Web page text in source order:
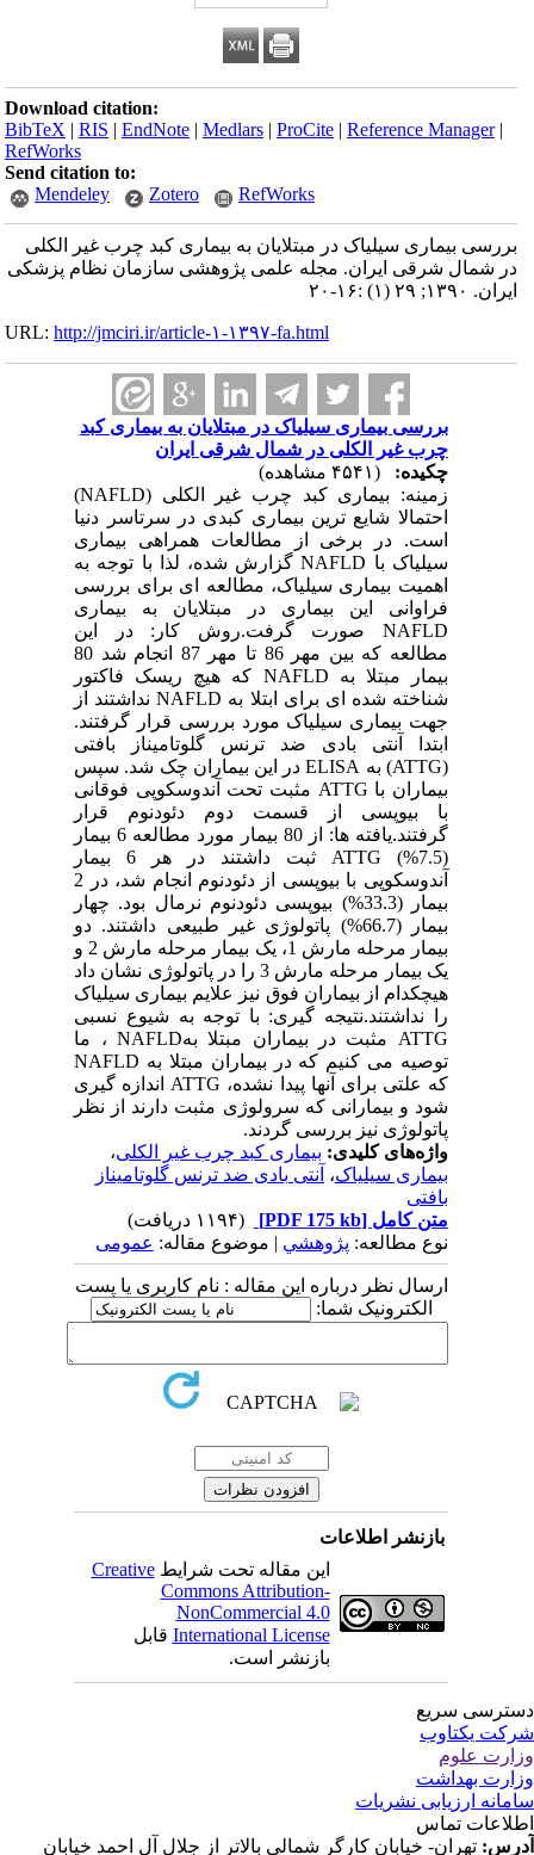
Download citation:
BibTeX |RIS |EndNote |Medlars |ProCite |Reference Manager
RefWorks
Send citation to:
Mendeley
Zotero RefWorks
بررسی بیماری سیلیاک در مبتلایان به بیماری کبد چرب غیر الکلی
در شمال شرقی ایران. مجله علمی پژوهشی سازمان نظام پزشکی
ایران. ۱۳۹۰; ۲۹ (۱) :۱۶-۲۰
URL:http://jmciri.ir/article-۱-۱۳۹۷-fa.html
بررسی بیماری سیلیاک در مبتلایان به بیماری کبد
چرب غیر الکلی در شمال شرقی ایران
چکیده:
زمینه: بیماری کبد چرب غیر الکلی (NAFLD)
احتمالا شایع ترین بیماری کبدی در سرتاسر دنیا
است. در برخی از مطالعات همراهی بیماری
سیلیاک با NAFLD گزارش شده، لذا با توجه به
اهمیت بیماری سیلیاک، مطالعه ای برای بررسی
فراوانی این بیماری در مبتلایان به بیماری
NAFLD صورت گرفت.روش کار: در این
مطالعه که بین مهر 86 تا مهر 87 انجام شد 80
بیمار مبتلا به NAFLD که هیچ ریسک فاکتور
شناخته شده ای برای ابتلا به NAFLD نداشتند از
جهت بیماری سیلیاک مورد بررسی قرار گرفتند.
ابتدا آنتی بادی ضد ترنس گلوتامیناز بافتی
(ATTG) به ELISA در این بیماران چک شد. سپس
بیماران با ATTG مثبت تحت آندوسکوپی فوقانی
با بیوپسی از قسمت دوم دئودنوم قرار
گرفتند.یافته ها: از 80 بیمار مورد مطالعه 6 بیمار
ATTG (%7.5) ثبت داشتند در هر 6 بیمار
بیمار (33.3%) بیوپسی دئودنوم نرمال بود. چهار
بیمار (66.7%) پاتولوژی غیر طبیعی داشتند. دو
بیمار مرحله مارش 1، یک بیمار مرحله مارش 2 و
یک بیمار مرحله مارش 3 را در پاتولوژی نشان داد
هیچکدام از بیماران فوق نیز علایم بیماری سیلیاک
را نداشتند.نتیجه گیری: با توجه به شیوع نسبی
ATTG مثبت در بیماران مبتلا بهNAFLD ، ما
توصیه می کنیم که در بیماران مبتلا به NAFLD
که علتی برای آنها پیدا نشده، ATTG اندازه گیری
شود و بیمارانی که سرولوژی مثبت دارند از نظر
پاتولوژی نیز بررسی گردند.
واژه‌های کلیدی:بیماری کبد چرب غیر الکلی،
بیماری سیلیاک،آنتی بادی ضد ترنس گلوتامیناز
بافتی
متن کامل[PDF 175 kb]
نوع مطالعه:پژوهشي| موضوع مقاله:عمومى
ارسال نظر درباره این مقاله : نام کاربری یا پست
الکترونیک شما:
بازنشر اطلاعات
این مقاله تحت شرایطCreative
Commons Attribution-
NonCommercial 4.0
International Licenseقابل
بازنشر است.
سریع
یکتاوب
علوم
بهداشت
ارزیابی نشریات
تماس
تهران- خیابان کارگر شمالی بالاتر از جلال آل احمد خیابان